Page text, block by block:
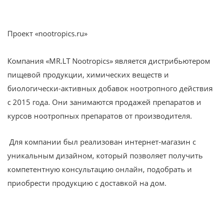
или войдите с помощью
Проект «nootropics.ru»
Компания «MR.LT Nootropics» является дистрибьютером
пищевой продукции, химических веществ и
биологически-активных добавок ноотропного действия
с 2015 года. Они занимаются продажей препаратов и
курсов ноотропных препаратов от производителя.
Для компании был реализован интернет-магазин с
уникальным дизайном, который позволяет получить
компетентную консультацию онлайн, подобрать и
приобрести продукцию с доставкой на дом.